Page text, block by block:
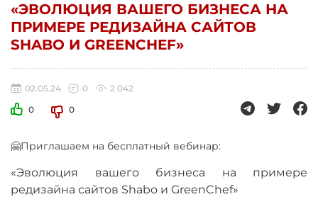
«ЭВОЛЮЦИЯ ВАШЕГО БИЗНЕСА НА
ПРИМЕРЕ РЕДИЗАЙНА САЙТОВ
SHABO И GREENCHEF»
02.05.24 0
2 042
0
0
🤗Приглашаем на бесплатный вебинар:
«Эволюция вашего бизнеса на примере
редизайна сайтов Shabo и GreenChef»